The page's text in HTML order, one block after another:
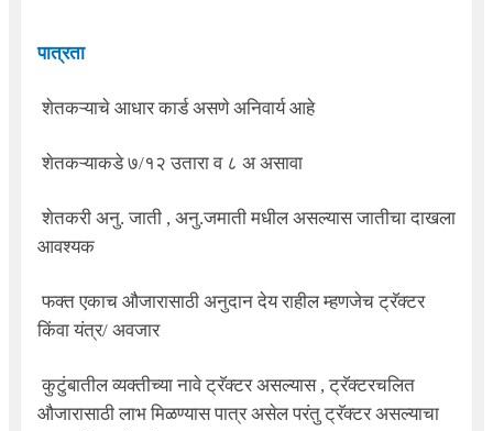
पात्रता
शेतकऱ्याचे आधार कार्ड असणे अनिवार्य आहे
शेतकऱ्याकडे ७/१२ उतारा व ८ अ असावा
शेतकरी अनु. जाती , अनु.जमाती मधील असल्यास जातीचा दाखला
आवश्यक
फक्त एकाच औजारासाठी अनुदान देय राहील म्हणजेच ट्रॅक्टर
किंवा यंत्र/ अवजार
कुटुंबातील व्यक्तीच्या नावे ट्रॅक्टर असल्यास ,ट्रॅक्टरचलित
औजारासाठी लाभ मिळण्यास पात्र असेल परंतु ट्रॅक्टर असल्याचा